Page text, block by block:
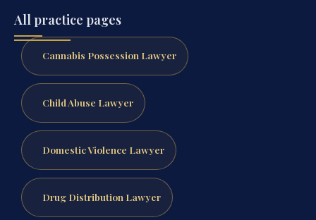
All practice pages
Cannabis Possession Lawyer
Child Abuse Lawyer
Domestic Violence Lawyer
Drug Distribution Lawyer